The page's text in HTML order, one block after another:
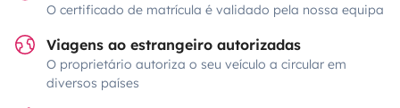
O certificado de matrícula é validado pela nossa equipa
Viagens ao estrangeiro autorizadas
O proprietário autoriza o seu veículo a circular em
diversos países